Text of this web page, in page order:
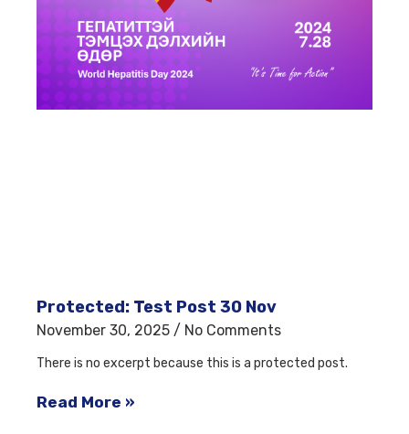
Protected: Test Post 30 Nov
November 30, 2025 No Comments
There is no excerpt because this is a protected post.
Read More »